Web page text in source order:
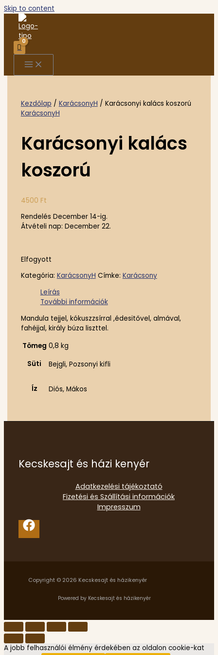
Skip to content
Kezdőlap / KarácsonyH / Karácsonyi kalács koszorú
KarácsonyH
Karácsonyi kalács
koszorú
4500 Ft
Rendelés December 14-ig.
Átvételi nap: December 22.
Elfogyott
Kategória: KarácsonyH Címke: Karácsony
Leírás
További információk
Mandula tejjel, kókuszzsírral ,édesitővel, almával,
fahéjjal, király búza liszttel.
Tömeg 0,8 kg
Süti
Bejgli, Pozsonyi kifli
Íz Diós, Mákos
Kecskesajt és házi kenyér
Adatkezelési tájékoztató
Fizetési és Szállítási információk
Impresszum
Copyright © 2026 Kecskesajt és házikenyér
Powered by Kecskesajt és házikenyér
A jobb felhasználói élmény érdekében az oldalon cookie-kat